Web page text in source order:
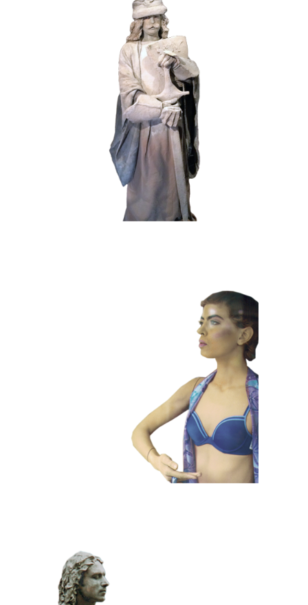
HISTORIE STEEN
102 Zandgraaf
KLEUR
101 Etalagepoppen
KLASSIEK